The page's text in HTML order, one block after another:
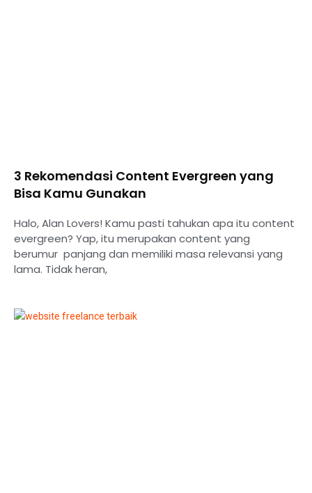
3 Rekomendasi Content Evergreen yang
Bisa Kamu Gunakan
Halo, Alan Lovers! Kamu pasti tahukan apa itu content
evergreen? Yap, itu merupakan content yang
berumur panjang dan memiliki masa relevansi yang
lama. Tidak heran,